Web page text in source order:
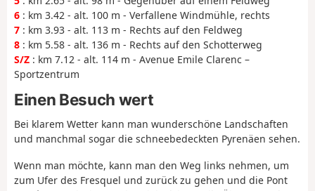
6 : km 3.42 - alt. 100 m - Verfallene Windmühle, rechts
7 : km 3.93 - alt. 113 m - Rechts auf den Feldweg
8 : km 5.58 - alt. 136 m - Rechts auf den Schotterweg
S/Z : km 7.12 - alt. 114 m - Avenue Emile Clarenc –
Sportzentrum
Einen Besuch wert
Bei klarem Wetter kann man wunderschöne Landschaften
und manchmal sogar die schneebedeckten Pyrenäen sehen.
Wenn man möchte, kann man den Weg links nehmen, um
zum Ufer des Fresquel und zurück zu gehen und die Pont